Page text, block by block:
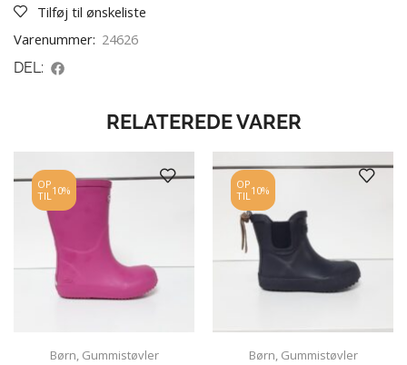
Tilføj til ønskeliste
Varenummer: 24626
DEL:
RELATEREDE VARER
OP
TIL10%
Børn, Gummistøvler
OP
TIL10%
Børn, Gummistøvler